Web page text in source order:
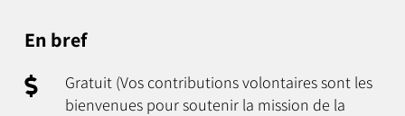
En bref
Gratuit (Vos contributions volontaires sont les
bienvenues pour soutenir la mission de la